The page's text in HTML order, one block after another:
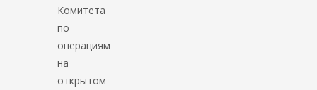
Комитета
по
операциям
на
открытом